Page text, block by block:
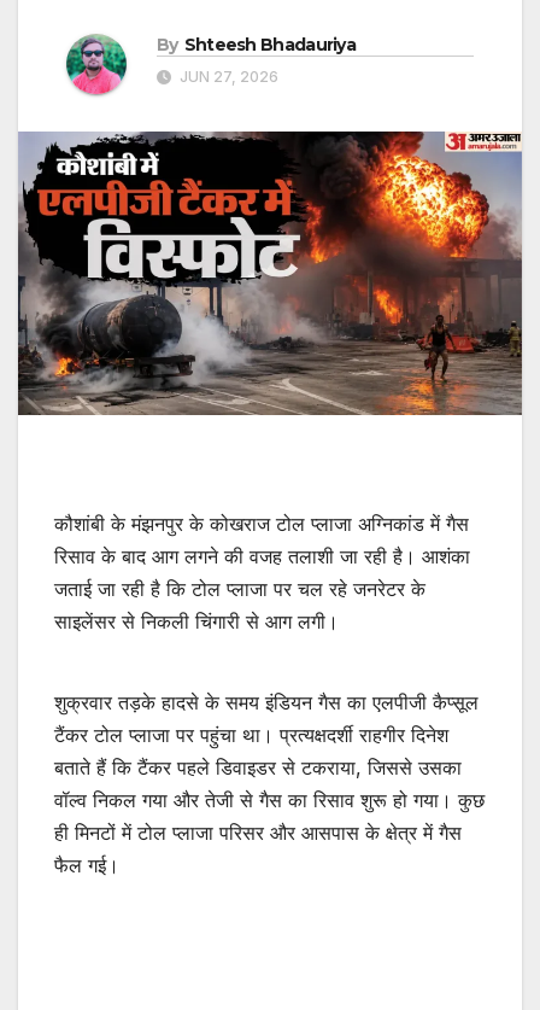
By Shteesh Bhadauriya
JUN 27, 2026
कौशांबी के मंझनपुर के कोखराज टोल प्लाजा अग्निकांड में गैस
रिसाव के बाद आग लगने की वजह तलाशी जा रही है। आशंका
जताई जा रही है कि टोल प्लाजा पर चल रहे जनरेटर के
साइलेंसर से निकली चिंगारी से आग लगी।
शुक्रवार तड़के हादसे के समय इंडियन गैस का एलपीजी कैप्सूल
टैंकर टोल प्लाजा पर पहुंचा था। प्रत्यक्षदर्शी राहगीर दिनेश
बताते हैं कि टैंकर पहले डिवाइडर से टकराया, जिससे उसका
वॉल्व निकल गया और तेजी से गैस का रिसाव शुरू हो गया। कुछ
ही मिनटों में टोल प्लाजा परिसर और आसपास के क्षेत्र में गैस
फैल गई।